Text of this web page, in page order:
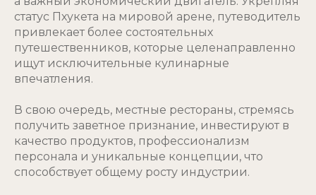
статус Пхукета на мировой арене, путеводитель
привлекает более состоятельных
путешественников, которые целенаправленно
ищут исключительные кулинарные
впечатления.
В свою очередь, местные рестораны, стремясь
получить заветное признание, инвестируют в
качество продуктов, профессионализм
персонала и уникальные концепции, что
способствует общему росту индустрии.